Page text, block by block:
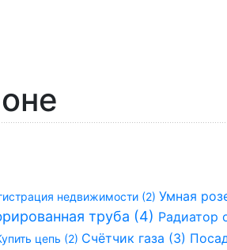
недвижимости (2) Умная
труба (4) Радиатор
цепь (2) Счётчик газа (3)